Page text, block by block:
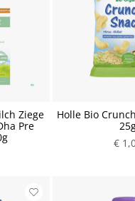
Ziege
Pre
Holle Bio
€